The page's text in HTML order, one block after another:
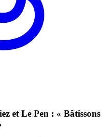
et Le Pen : « Bâtissons